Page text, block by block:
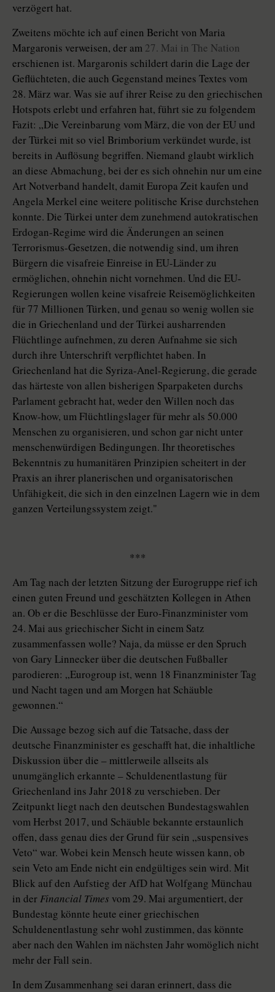
verzögert hat.
Zweitens möchte ich auf einen Bericht von Maria
Margaronis verweisen, der am 27. Mai in The Nation
erschienen ist. Margaronis schildert darin die Lage der
Geflüchteten, die auch Gegenstand meines Textes vom
28. März war. Was sie auf ihrer Reise zu den griechischen
Hotspots erlebt und erfahren hat, führt sie zu folgendem
Fazit: „Die Vereinbarung vom März, die von der EU und
der Türkei mit so viel Brimborium verkündet wurde, ist
bereits in Auflösung begriffen. Niemand glaubt wirklich
an diese Abmachung, bei der es sich ohnehin nur um eine
Art Notverband handelt, damit Europa Zeit kaufen und
Angela Merkel eine weitere politische Krise durchstehen
konnte. Die Türkei unter dem zunehmend autokratischen
Erdogan-Regime wird die Änderungen an seinen
Terrorismus-Gesetzen, die notwendig sind, um ihren
Bürgern die visafreie Einreise in EU-Länder zu
ermöglichen, ohnehin nicht vornehmen. Und die EU-
Regierungen wollen keine visafreie Reisemöglichkeiten
für 77 Millionen Türken, und genau so wenig wollen sie
die in Griechenland und der Türkei ausharrenden
Flüchtlinge aufnehmen, zu deren Aufnahme sie sich
durch ihre Unterschrift verpflichtet haben. In
Griechenland hat die Syriza-Anel-Regierung, die gerade
das härteste von allen bisherigen Sparpaketen durchs
Parlament gebracht hat, weder den Willen noch das
Know-how, um Flüchtlingslager für mehr als 50.000
Menschen zu organisieren, und schon gar nicht unter
menschenwürdigen Bedingungen. Ihr theoretisches
Bekenntnis zu humanitären Prinzipien scheitert in der
Praxis an ihrer planerischen und organisatorischen
Unfähigkeit, die sich in den einzelnen Lagern wie in dem
ganzen Verteilungssystem zeigt."
***
Am Tag nach der letzten Sitzung der Eurogruppe rief ich
einen guten Freund und geschätzten Kollegen in Athen
an. Ob er die Beschlüsse der Euro-Finanzminister vom
24. Mai aus griechischer Sicht in einem Satz
zusammenfassen wolle? Naja, da müsse er den Spruch
von Gary Linnecker über die deutschen Fußballer
parodieren: „Eurogroup ist, wenn 18 Finanzminister Tag
und Nacht tagen und am Morgen hat Schäuble
gewonnen.“
Die Aussage bezog sich auf die Tatsache, dass der
deutsche Finanzminister es geschafft hat, die inhaltliche
Diskussion über die – mittlerweile allseits als
unumgänglich erkannte – Schuldenentlastung für
Griechenland ins Jahr 2018 zu verschieben. Der
Zeitpunkt liegt nach den deutschen Bundestagswahlen
vom Herbst 2017, und Schäuble bekannte erstaunlich
offen, dass genau dies der Grund für sein „suspensives
Veto“ war. Wobei kein Mensch heute wissen kann, ob
sein Veto am Ende nicht ein endgültiges sein wird. Mit
Blick auf den Aufstieg der AfD hat Wolfgang Münchau
in der Financial Times vom 29. Mai argumentiert, der
Bundestag könnte heute einer griechischen
Schuldenentlastung sehr wohl zustimmen, das könnte
aber nach den Wahlen im nächsten Jahr womöglich nicht
mehr der Fall sein.
In dem Zusammenhang sei daran erinnert, dass die